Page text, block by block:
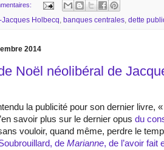
Jacques Holbecq, banques centrales, dette
2014
Noël néolibéral de
la publicité pour son dernier livre,
savoir plus sur le dernier opus du
vouloir, quand même, perdre le
de Marianne, de l’avoir fait